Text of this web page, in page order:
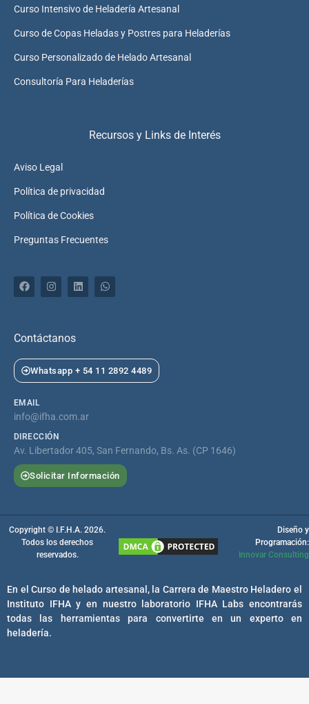
Curso Intensivo de Heladería Artesanal
Curso de Copas Heladas y Postres para Heladerías
Curso Personalizado de Helado Artesanal
Consultoría Para Heladerías
Recursos y Links de Interés
Aviso Legal
Política de privacidad
Política de Cookies
Preguntas Frecuentes
F
a
c
o
I
n
s
g
r
m
L
i
n
W
h
a
Contáctanos
Whatsapp + 54 11 2892 4489
EMAIL
info@ifha.com.ar
DIRECCIÓN
Av. Libertador 405, San Fernando, Bs. As. (CP 1646)
Solicitar Información
Copyright © I.F.H.A. 2026.
Todos los derechos
reservados.
Diseño y
Programación:
Innovar Consulting
En el Curso de helado artesanal, la Carrera de Maestro Heladero el
Instituto IFHA y en nuestro laboratorio IFHA Labs encontrarás
todas las herramientas para convertirte en un experto en
heladería.